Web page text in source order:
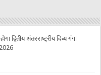
द्वितीय अंतरराष्ट्रीय दिव्य गंगा